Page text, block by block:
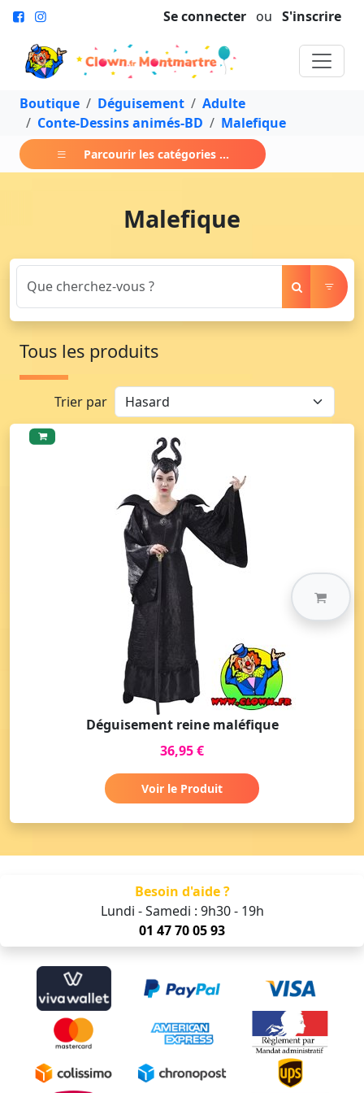
Se connecter ou S'inscrire
Boutique Déguisement
Adulte
Conte-Dessins animés-BD
Malefique
Parcourir les catégories ...
Malefique
Tous les produits
Trier par
Déguisement reine maléfique
36,95 €
Voir le Produit
Besoin d'aide ?
Lundi - Samedi : 9h30 - 19h
01 47 70 05 93